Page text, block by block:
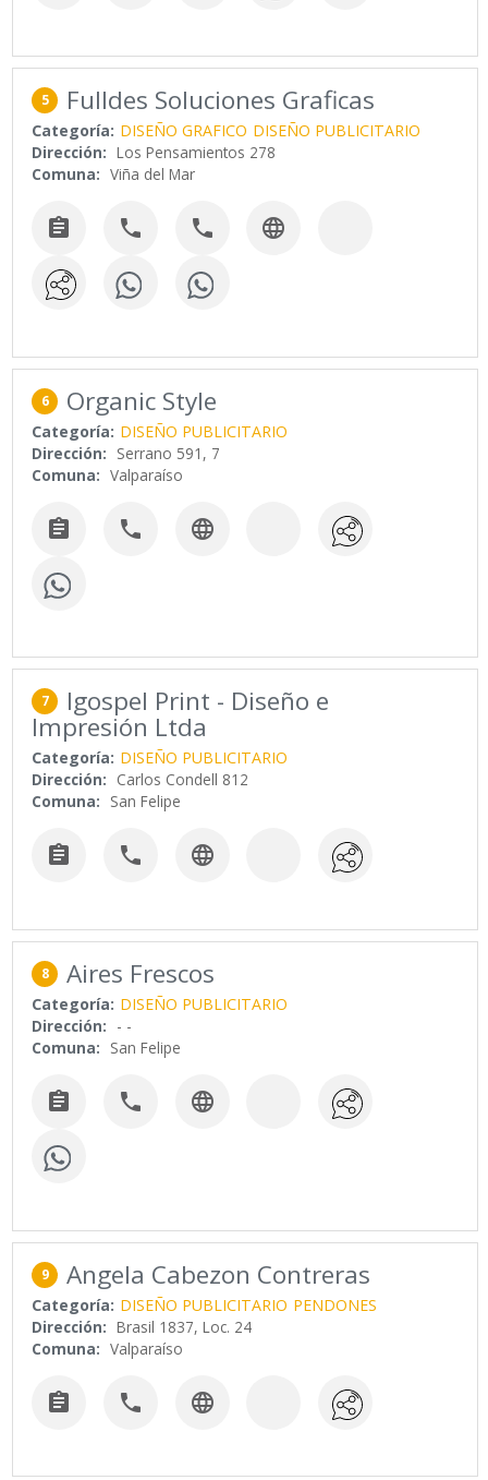
5 Fulldes Soluciones Graficas
Categoría: DISEÑO GRAFICO DISEÑO PUBLICITARIO
Dirección: Los Pensamientos 278
Comuna: Viña del Mar
   
6 Organic Style
Categoría: DISEÑO PUBLICITARIO
Dirección: Serrano 591, 7
Comuna: Valparaíso
  
7 Igospel Print - Diseño e
Impresión Ltda
Categoría: DISEÑO PUBLICITARIO
Dirección: Carlos Condell 812
Comuna: San Felipe
  
8 Aires Frescos
Categoría: DISEÑO PUBLICITARIO
Dirección: - -
Comuna: San Felipe
  
9 Angela Cabezon Contreras
Categoría: DISEÑO PUBLICITARIO PENDONES
Dirección: Brasil 1837, Loc. 24
Comuna: Valparaíso
  